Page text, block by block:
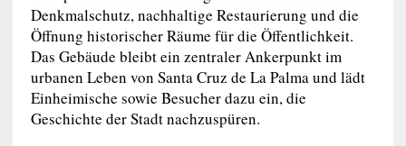
Denkmalschutz, nachhaltige Restaurierung und die
Öffnung historischer Räume für die Öffentlichkeit.
Das Gebäude bleibt ein zentraler Ankerpunkt im
urbanen Leben von Santa Cruz de La Palma und lädt
Einheimische sowie Besucher dazu ein, die
Geschichte der Stadt nachzuspüren.